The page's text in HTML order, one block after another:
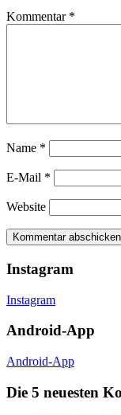
Kommentar *
Name *
E-Mail *
Website
Instagram
Instagram
Android-App
Android-App
Die 5 neuesten